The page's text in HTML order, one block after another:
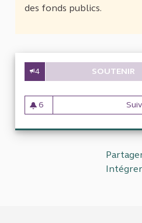
des fonds publics.
4 SOUTENIR
6
6 abonnés
Intégrer